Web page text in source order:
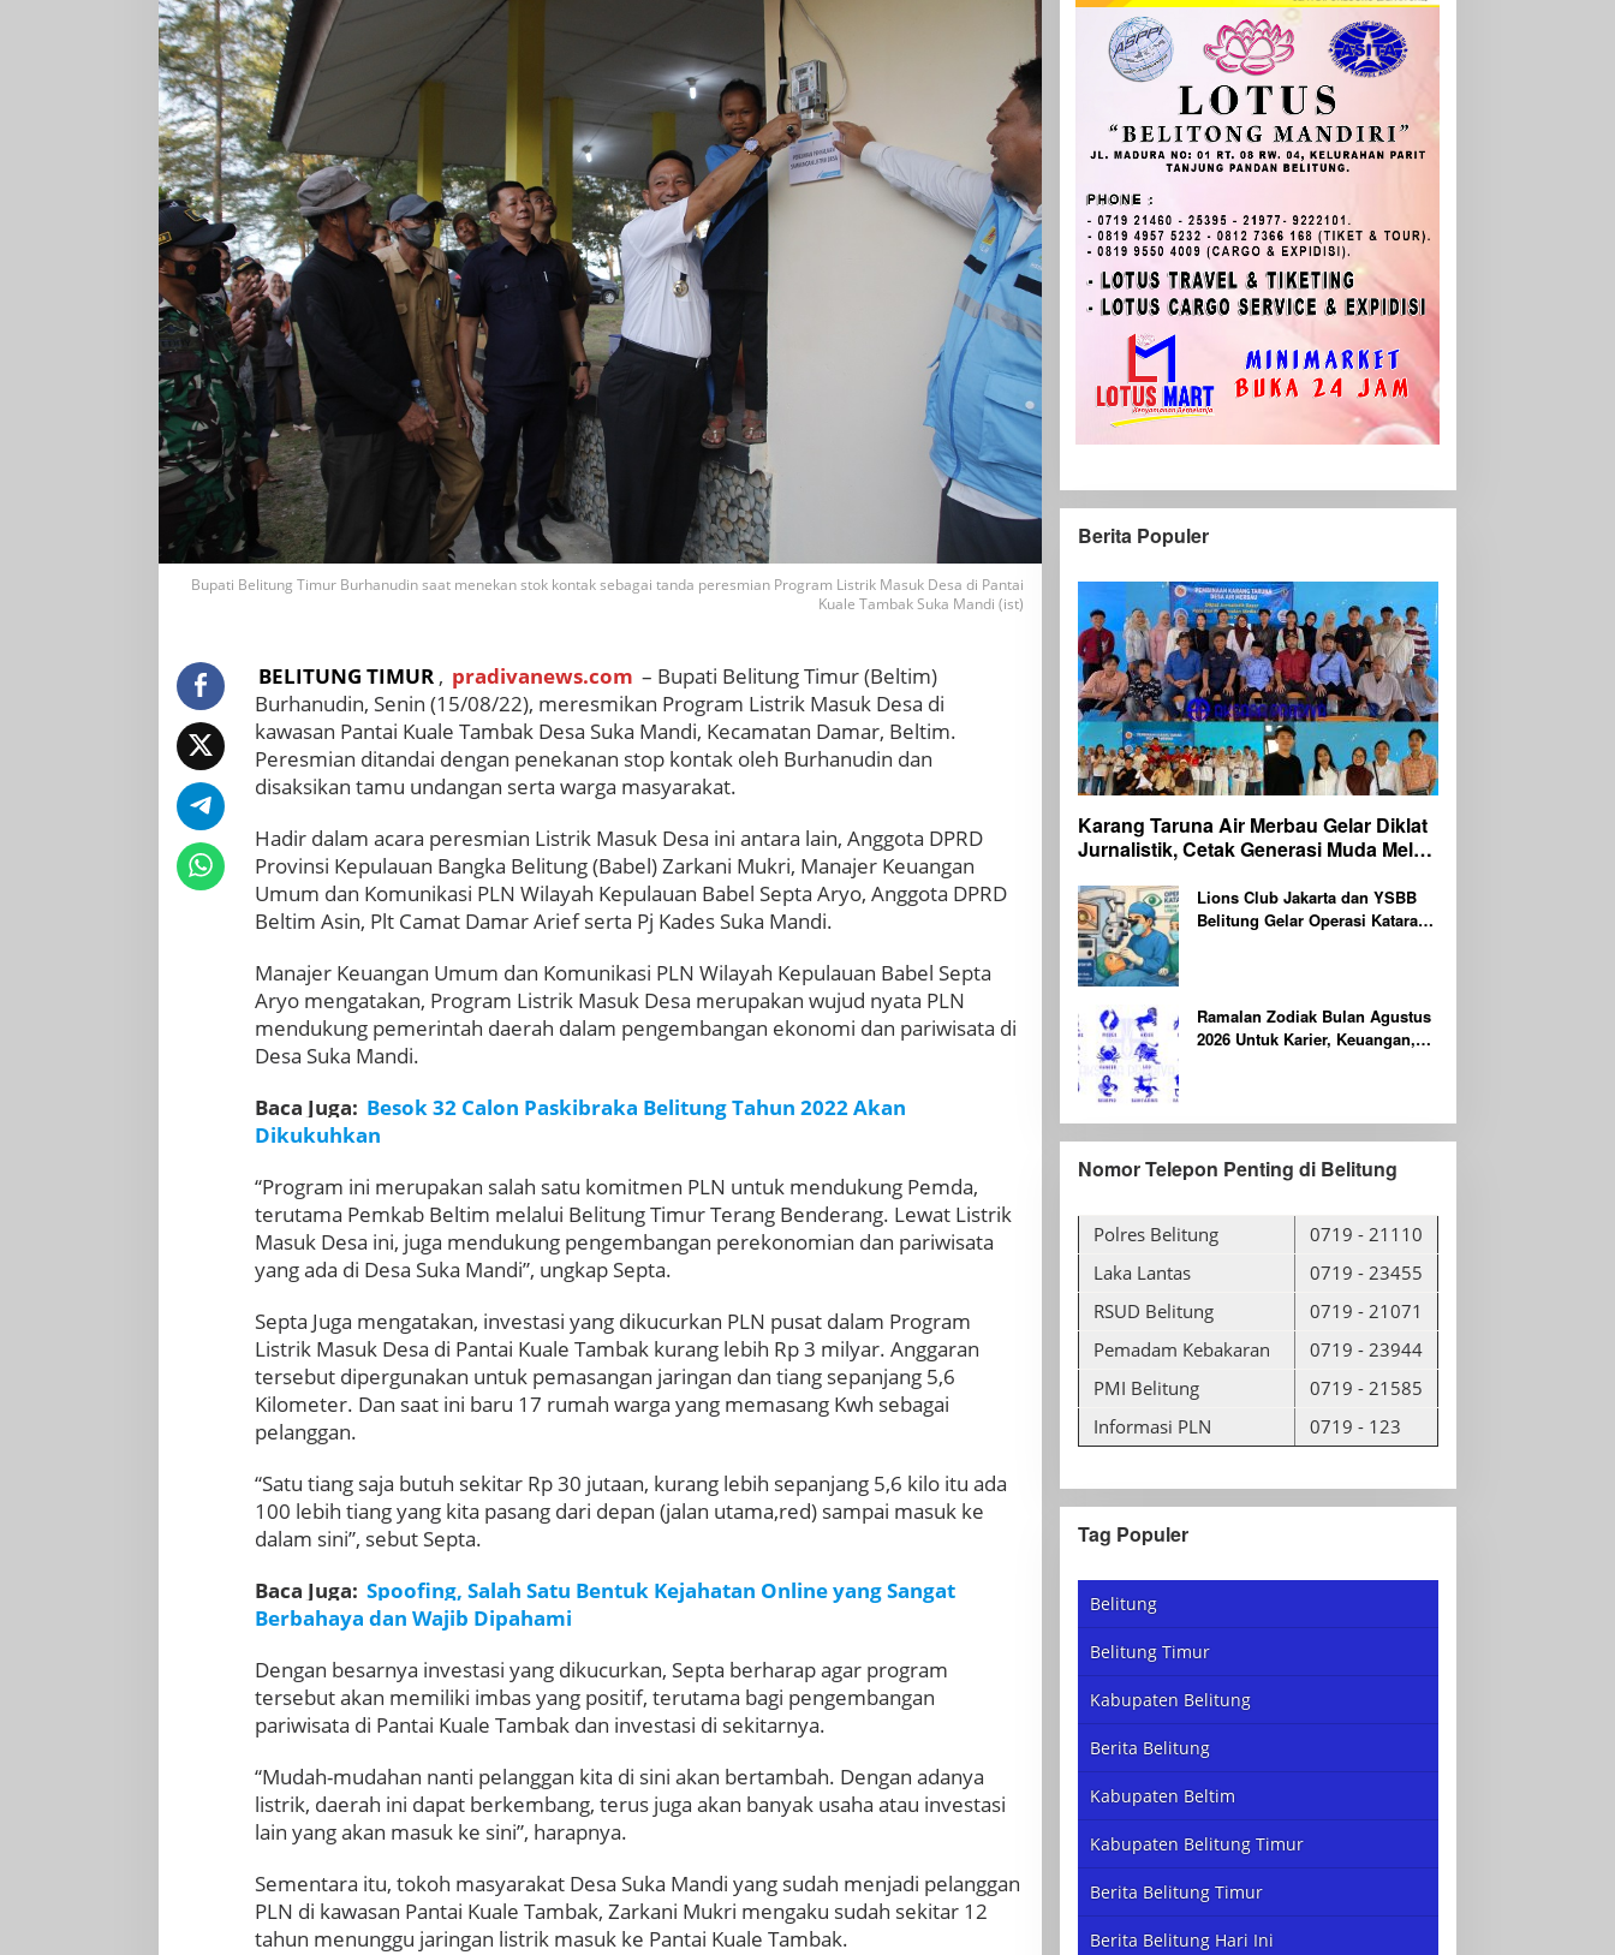
Bupati Belitung Timur Burhanudin saat menekan stok kontak sebagai tanda peresmian Program Listrik Masuk Desa di Pantai
Kuale Tambak Suka Mandi (ist)
BELITUNG TIMUR , pradivanews.com – Bupati Belitung Timur (Beltim)
Burhanudin, Senin (15/08/22), meresmikan Program Listrik Masuk Desa di
kawasan Pantai Kuale Tambak Desa Suka Mandi, Kecamatan Damar, Beltim.
Peresmian ditandai dengan penekanan stop kontak oleh Burhanudin dan
disaksikan tamu undangan serta warga masyarakat.
Hadir dalam acara peresmian Listrik Masuk Desa ini antara lain, Anggota DPRD
Provinsi Kepulauan Bangka Belitung (Babel) Zarkani Mukri, Manajer Keuangan
Umum dan Komunikasi PLN Wilayah Kepulauan Babel Septa Aryo, Anggota DPRD
Beltim Asin, Plt Camat Damar Arief serta Pj Kades Suka Mandi.
Manajer Keuangan Umum dan Komunikasi PLN Wilayah Kepulauan Babel Septa
Aryo mengatakan, Program Listrik Masuk Desa merupakan wujud nyata PLN
mendukung pemerintah daerah dalam pengembangan ekonomi dan pariwisata di
Desa Suka Mandi.
Baca Juga: Besok 32 Calon Paskibraka Belitung Tahun 2022 Akan
Dikukuhkan
“Program ini merupakan salah satu komitmen PLN untuk mendukung Pemda,
terutama Pemkab Beltim melalui Belitung Timur Terang Benderang. Lewat Listrik
Masuk Desa ini, juga mendukung pengembangan perekonomian dan pariwisata
yang ada di Desa Suka Mandi”, ungkap Septa.
Septa Juga mengatakan, investasi yang dikucurkan PLN pusat dalam Program
Listrik Masuk Desa di Pantai Kuale Tambak kurang lebih Rp 3 milyar. Anggaran
tersebut dipergunakan untuk pemasangan jaringan dan tiang sepanjang 5,6
Kilometer. Dan saat ini baru 17 rumah warga yang memasang Kwh sebagai
pelanggan.
“Satu tiang saja butuh sekitar Rp 30 jutaan, kurang lebih sepanjang 5,6 kilo itu ada
100 lebih tiang yang kita pasang dari depan (jalan utama,red) sampai masuk ke
dalam sini”, sebut Septa.
Baca Juga: Spoofing, Salah Satu Bentuk Kejahatan Online yang Sangat
Berbahaya dan Wajib Dipahami
Dengan besarnya investasi yang dikucurkan, Septa berharap agar program
tersebut akan memiliki imbas yang positif, terutama bagi pengembangan
pariwisata di Pantai Kuale Tambak dan investasi di sekitarnya.
“Mudah-mudahan nanti pelanggan kita di sini akan bertambah. Dengan adanya
listrik, daerah ini dapat berkembang, terus juga akan banyak usaha atau investasi
lain yang akan masuk ke sini”, harapnya.
Sementara itu, tokoh masyarakat Desa Suka Mandi yang sudah menjadi pelanggan
PLN di kawasan Pantai Kuale Tambak, Zarkani Mukri mengaku sudah sekitar 12
tahun menunggu jaringan listrik masuk ke Pantai Kuale Tambak.
Berita Populer
Karang Taruna Air Merbau Gelar Diklat
Jurnalistik, Cetak Generasi Muda Melek
Lions Club Jakarta dan YSBB
Belitung Gelar Operasi Katarak
Ramalan Zodiak Bulan Agustus
2026 Untuk Karier, Keuangan,
Nomor Telepon Penting di Belitung
Polres Belitung
0719 - 21110
Laka Lantas
0719 - 23455
RSUD Belitung
0719 - 21071
Pemadam Kebakaran
0719 - 23944
PMI Belitung
0719 - 21585
Informasi PLN
0719 - 123
Tag Populer
Belitung
Belitung Timur
Kabupaten Belitung
Berita Belitung
Kabupaten Beltim
Kabupaten Belitung Timur
Berita Belitung Timur
Berita Belitung Hari Ini